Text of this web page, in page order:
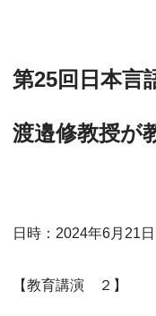
第25回日本言
渡邉修教授が
日時：2024年6月21
【教育講演　２】